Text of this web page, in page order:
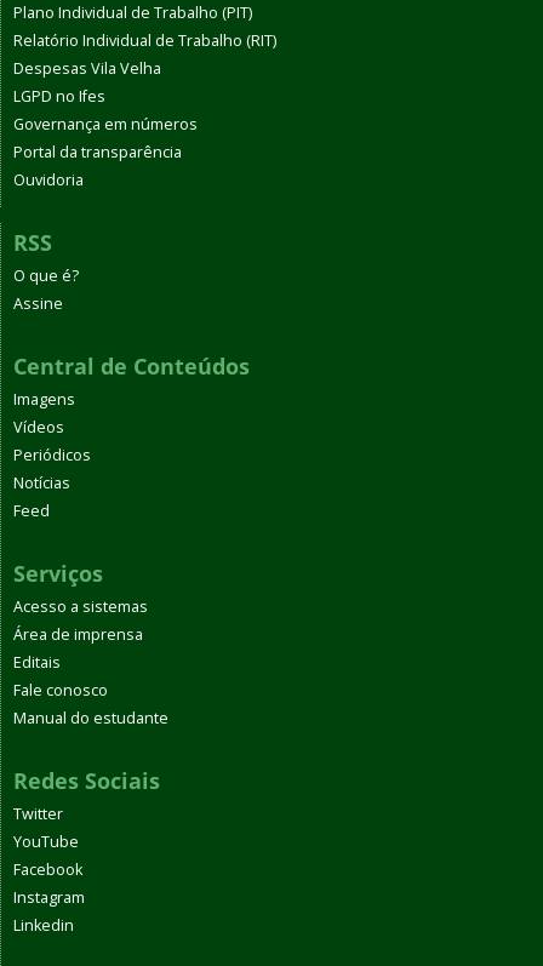
Plano Individual de Trabalho (PIT)
Relatório Individual de Trabalho (RIT)
Despesas Vila Velha
LGPD no Ifes
Governança em números
Portal da transparência
Ouvidoria
RSS
O que é?
Assine
Central de Conteúdos
Imagens
Vídeos
Periódicos
Notícias
Feed
Serviços
Acesso a sistemas
Área de imprensa
Editais
Fale conosco
Manual do estudante
Redes Sociais
Twitter
YouTube
Facebook
Instagram
Linkedin